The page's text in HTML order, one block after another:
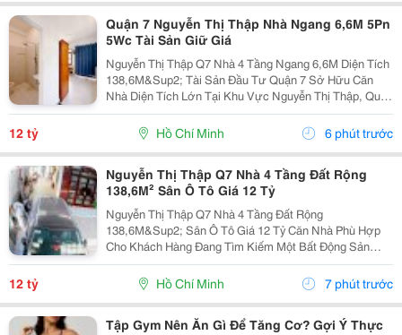
Quận 7 Nguyễn Thị Thập Nhà Ngang 6,6M 5Pn
5Wc Tài Sản Giữ Giá
Nguyễn Thị Thập Q7 Nhà 4 Tầng Ngang 6,6M Diện Tích
138,6M&Sup2; Tài Sản Đầu Tư Quận 7 Sở Hữu Căn
Nhà Diện Tích Lớn Tại Khu Vực Nguyễn Thị Thập, Quận
7 &Ndash; Phù Hợp Với Khách Hàng Đang Tìm Kiếm
Một Bất Động Sản Có Quỹ Đất Đẹp, Công Năng Hoàn
Chỉnh...
12 tỷ Hồ Chí Minh 6 phút trước
Nguyễn Thị Thập Q7 Nhà 4 Tầng Đất Rộng
138,6M² Sân Ô Tô Giá 12 Tỷ
Nguyễn Thị Thập Q7 Nhà 4 Tầng Đất Rộng
138,6M&Sup2; Sân Ô Tô Giá 12 Tỷ Căn Nhà Phù Hợp
Cho Khách Hàng Đang Tìm Kiếm Một Bất Động Sản
Diện Tích Lớn Tại Quận 7, Vừa Đáp Ứng Nhu Cầu Ở
Rộng Rãi, Vừa Có Khả Năng Khai Thác Và Tích Lũy Tài
Sản Lâu Dài. Sở...
12 tỷ Hồ Chí Minh 7 phút trước
Tập Gym Nên Ăn Gì Để Tăng Cơ? Gợi Ý Thực